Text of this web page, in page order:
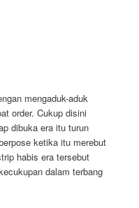
mengaduk-aduk
order. Cukup disini
dibuka era itu turun
ketika itu merebut
habis era tersebut
dalam terbang